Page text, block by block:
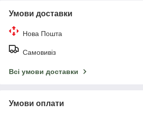
Умови доставки
Нова Пошта
Самовивіз
Всі умови доставки
Умови оплати